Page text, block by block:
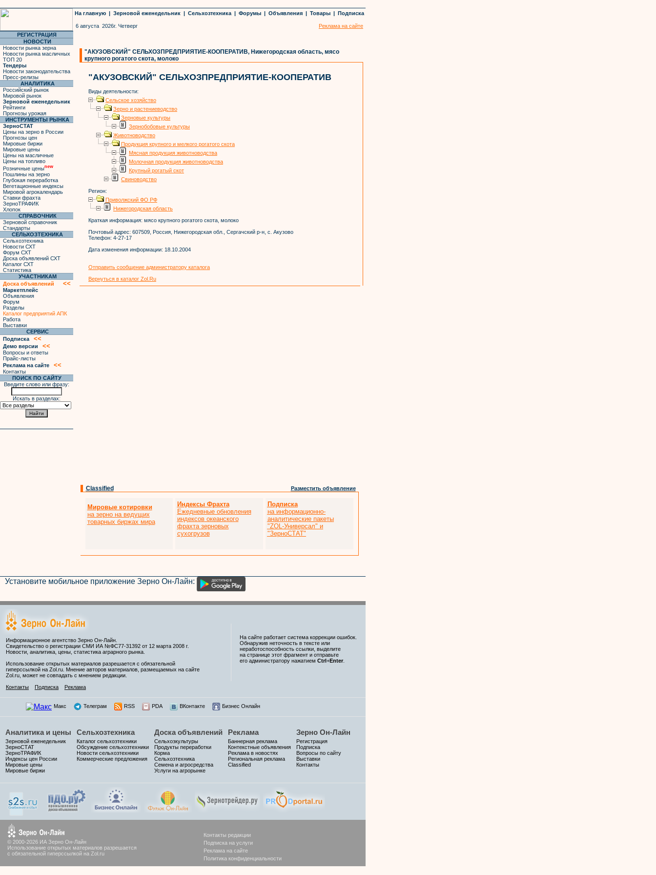
На главную | Зерновой еженедельник | Сельхозтехника | Форумы | Объявления | Товары | Подписка
6 августа 2026г. Четверг
Реклама на сайте
РЕГИСТРАЦИЯ
НОВОСТИ
Новости рынка зерна
Новости рынка масличных
ТОП 20
Тендеры
Новости законодательства
Пресс-релизы
АНАЛИТИКА
Российский рынок
Мировой рынок
Зерновой еженедельник
Рейтинги
Прогнозы урожая
ИНСТРУМЕНТЫ РЫНКА
ЗерноСТАТ
Цены на зерно в России
Прогнозы цен
Мировые биржи
Мировые цены
Цены на масличные
Цены на топливо
Розничные ценыnew
Пошлины на зерно
Глубокая переработка
Вегетационные индексы
Мировой агрокалендарь
Ставки фрахта
ЗерноТРАФИК
Хлопок
СПРАВОЧНИК
Зерновой справочник
Стандарты
СЕЛЬХОЗТЕХНИКА
Сельхозтехника
Новости СХТ
Форум СХТ
Доска объявлений СХТ
Каталог СХТ
Статистика
УЧАСТНИКАМ
Доска объявлений
<<
Маркетплейс
Объявления
Форум
Разделы
Каталог предприятий АПК
Работа
Выставки
СЕРВИС
Подписка
<<
Демо версии <<
Вопросы и ответы
Прайс-листы
Реклама на сайте
<<
Контакты
ПОИСК ПО САЙТУ
Введите слово или фразу:
Искать в разделах:
"АКУЗОВСКИЙ" СЕЛЬХОЗПРЕДПРИЯТИЕ-КООПЕРАТИВ, Нижегородская область, мясо
крупного рогатого скота, молоко
"АКУЗОВСКИЙ" СЕЛЬХОЗПРЕДПРИЯТИЕ-КООПЕРАТИВ
Виды деятельности:
Сельское хозяйство
Зерно и растениеводство
Зерновые культуры
Зернобобовые культуры
Животноводство
Продукция крупного и мелкого рогатого скота
Мясная продукция животноводства
Молочная продукция животноводства
Крупный рогатый скот
Свиноводство
Регион:
Приволжский ФО РФ
Нижегородская область
Краткая информация: мясо крупного рогатого скота, молоко
Почтовый адрес: 607509, Россия, Нижегородская обл., Сергачский р-н, с. Акузово
Телефон: 4-27-17
Дата изменения информации: 18.10.2004
Отправить сообщение администратору каталога
Вернуться в каталог Zol.Ru
Classified Разместить объявление
Мировые котировки
на зерно на ведущих
товарных биржах мира
Индексы Фрахта
Ежедневные обновления
индексов океанского
фрахта зерновых
сухогрузов
Подписка
на информационно-
аналитические пакеты
"ZOL-Универсал" и
"ЗерноСТАТ"
Установите мобильное приложение Зерно Он-Лайн:
Информационное агентство Зерно Он-Лайн.
Свидетельство о регистрации СМИ ИА №ФС77-31392 от 12 марта 2008 г.
Новости, аналитика, цены, статистика аграрного рынка.
Использование открытых материалов разрешается с обязательной
гиперссылкой на Zol.ru. Мнение авторов материалов, размещаемых на сайте
Zol.ru, может не совпадать с мнением редакции.
Контакты
Подписка Реклама
На сайте работает система коррекции ошибок.
Обнаружив неточность в тексте или
неработоспособность ссылки, выделите
на странице этот фрагмент и отправьте
его администратору нажатием Ctrl+Enter
Макс Телеграм RSS PDA ВКонтакте Бизнес Онлайн
Аналитика и цены
Зерновой еженедельник
ЗерноСТАТ
ЗерноТРАФИК
Индексы цен России
Мировые цены
Мировые биржи
Сельхозтехника
Каталог сельхозтехники
Обсуждение сельхозтехники
Новости сельхозтехники
Коммерческие предложения
Доска объявлений
Сельхозкультуры
Продукты переработки
Корма
Сельхозтехника
Семена и агросредства
Услуги на агрорынке
Реклама
Баннерная реклама
Контекстные объявления
Реклама в новостях
Региональная реклама
Classified
Зерно Он-Лайн
Регистрация
Подписка
Вопросы по сайту
Выставки
Контакты
© 2000-2026 ИА Зерно Он-Лайн
Использование открытых материалов разрешается
с обязательной гиперссылкой на Zol.ru
Контакты редакции
Подписка на услуги
Реклама на сайте
Политика конфиденциальности